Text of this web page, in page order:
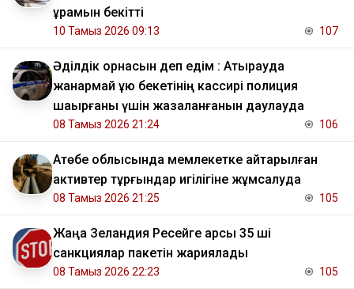
құрамын бекітті
10 Тамыз 2026 09:13 107
Әділдік орнасын деп едім : Атырауда
жанармай құю бекетінің кассирі полиция
шақырғаны үшін жазаланғанын даулауда
08 Тамыз 2026 21:24 106
​Ақтөбе облысында мемлекетке қайтарылған
активтер тұрғындар игілігіне жұмсалуда
08 Тамыз 2026 21:25 105
Жаңа Зеландия Ресейге қарсы 35 ші
санкциялар пакетін жариялады
08 Тамыз 2026 22:23 105